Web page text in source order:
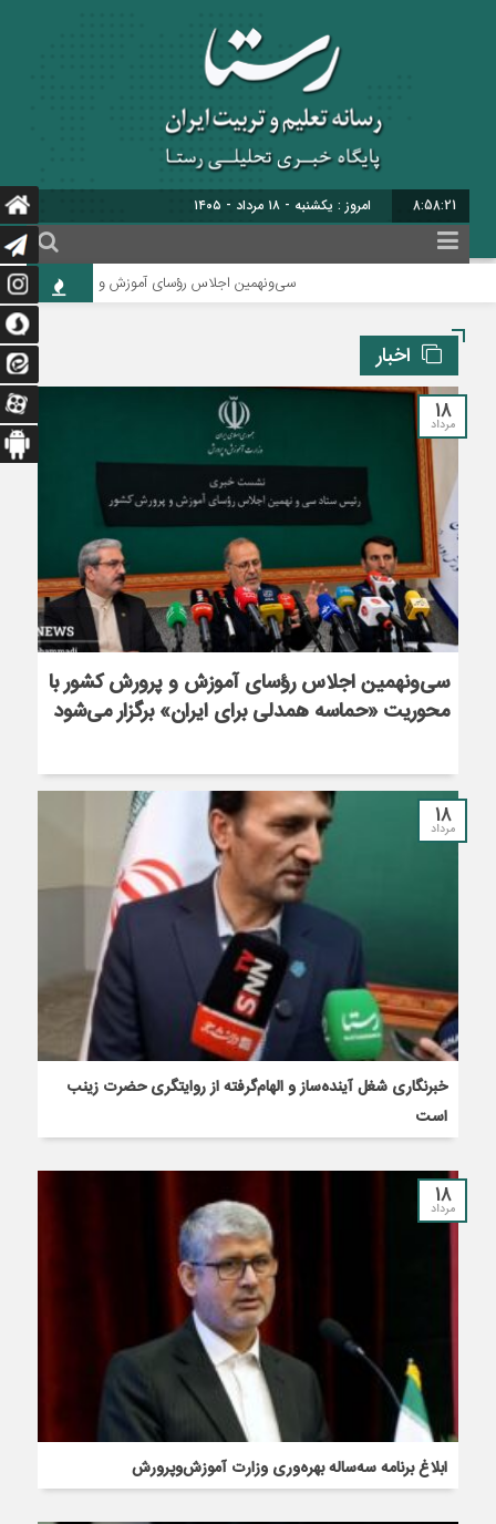
8:58:22 برابر با : 25 - صفر - 1448
سی‌ونهمین اجلاس رؤسای آموزش و پرورش کشور با
اخبار
18
مرداد
سی‌ونهمین اجلاس رؤسای آموزش و پرورش کشور با
محوریت «حماسه همدلی برای ایران» برگزار می‌شود
18
مرداد
خبرنگاری شغل آینده‌ساز و الهام‌گرفته از روایتگری حضرت زینب
است
18
مرداد
ابلاغ برنامه سه‌ساله بهره‌وری وزارت آموزش‌وپرورش